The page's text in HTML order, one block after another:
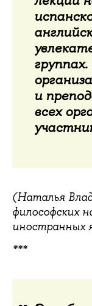
и
всех
(Наталья
философских
иностранных
***